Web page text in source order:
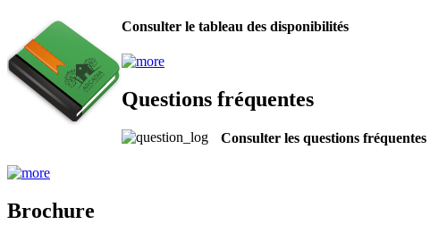
Consulter le tableau des disponibilités
Questions fréquentes
Consulter les questions fréquentes
Brochure